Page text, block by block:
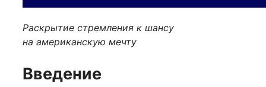
Раскрытие стремления к шансу
на американскую мечту
Введение